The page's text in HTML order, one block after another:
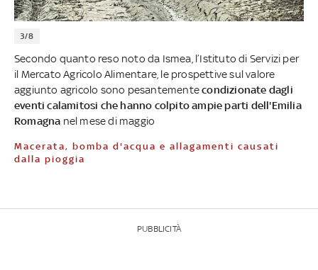
3/8
Secondo quanto reso noto da Ismea, l’Istituto di Servizi per
il Mercato Agricolo Alimentare, le prospettive sul valore
aggiunto agricolo sono pesantementecondizionate dagli
eventi calamitosi che hanno colpito ampie parti dell'Emilia
Romagna nel mese di maggio
Macerata, bomba d'acqua e allagamenti causati
dalla pioggia
PUBBLICITÀ